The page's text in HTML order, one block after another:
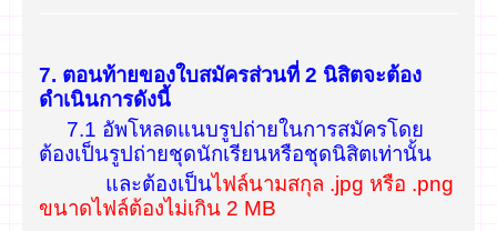
7. ตอนท้ายของใบสมัครส่วนที่ 2 นิสิตจะต้อง
ดำเนินการดังนี้
7.1 อัพโหลดแนบรูปถ่ายในการสมัครโดย
ต้องเป็นรูปถ่ายชุดนักเรียนหรือชุดนิสิตเท่านั้น
และต้องเป็นไฟล์นามสกุล .jpg หรือ .png
ขนาดไฟล์ต้องไม่เกิน 2 MB